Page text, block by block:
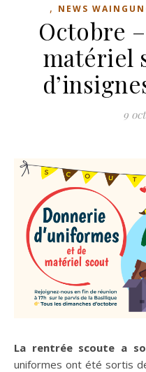
, NEWS
Octobre
matériel
9
La rentrée scoute a
uniformes ont été sortis